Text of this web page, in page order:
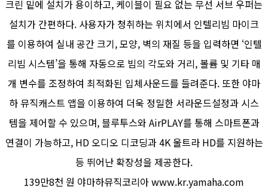
크린 밑에 설치가 용이하고, 케이블이 필요 없는 무선 서브 우퍼는
설치가 간편하다. 사용자가 청취하는 위치에서 인텔리빔 마이크
를 이용하여 실내 공간 크기, 모양, 벽의 재질 등을 입력하면 ‘인텔
리빔 시스템’을 통해 자동으로 빔의 각도와 거리, 볼륨 및 기타 매
개 변수를 조정하여 최적화된 입체사운드를 들려준다. 또한 야마
하 뮤직캐스트 앱을 이용하여 더욱 정밀한 서라운드설정과 시스
템을 제어할 수 있으며, 블루투스와 AirPLAY를 통해 스마트폰과
연결이 가능하고, HD 오디오 디코딩과 4K 울트라 HD를 지원하는
등 뛰어난 확장성을 제공한다.
139만8천 원 야마하뮤직코리아 www.kr.yamaha.com